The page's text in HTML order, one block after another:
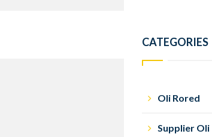
CATEGORIES
Oli Rored
Supplier Oli